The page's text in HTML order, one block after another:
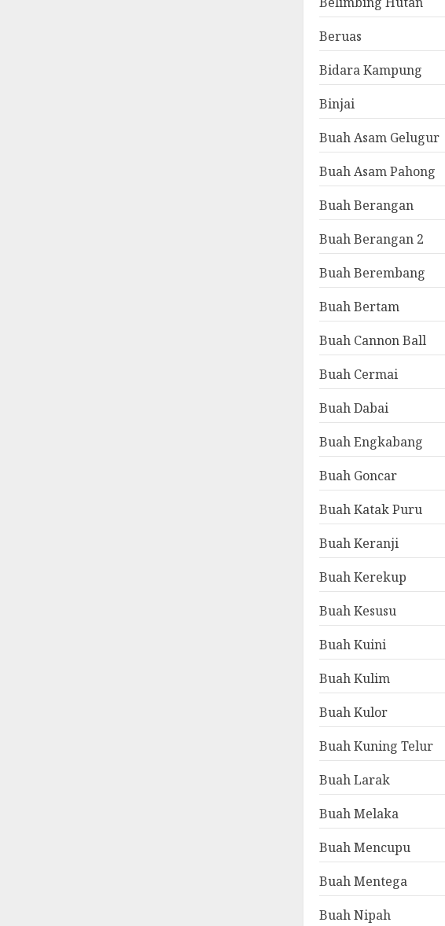
Beruas
Bidara Kampung
Binjai
Buah Asam Gelugur
Buah Asam Pahong
Buah Berangan
Buah Berangan 2
Buah Berembang
Buah Bertam
Buah Cannon Ball
Buah Cermai
Buah Dabai
Buah Engkabang
Buah Goncar
Buah Katak Puru
Buah Keranji
Buah Kerekup
Buah Kesusu
Buah Kuini
Buah Kulim
Buah Kulor
Buah Kuning Telur
Buah Larak
Buah Melaka
Buah Mencupu
Buah Mentega
Buah Nipah